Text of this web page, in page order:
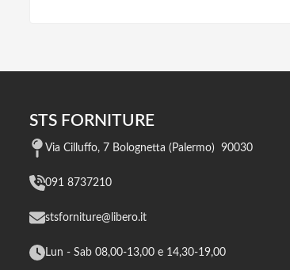
STS FORNITURE
Via Cilluffo, 7 Bolognetta (Palermo) 90030
091 8737210
stsforniture@libero.it
Lun - Sab 08,00-13,00 e 14,30-19,00